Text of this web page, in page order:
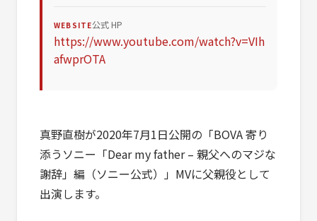
WEBSITE公式 HP
https://www.youtube.com/watch?v=VIh
afwprOTA
真野直樹が2020年7月1日公開の「BOVA 寄り
添うソニー「Dear my father – 親父へのマジな
謝辞」編（ソニー公式）」MVに父親役として
出演します。